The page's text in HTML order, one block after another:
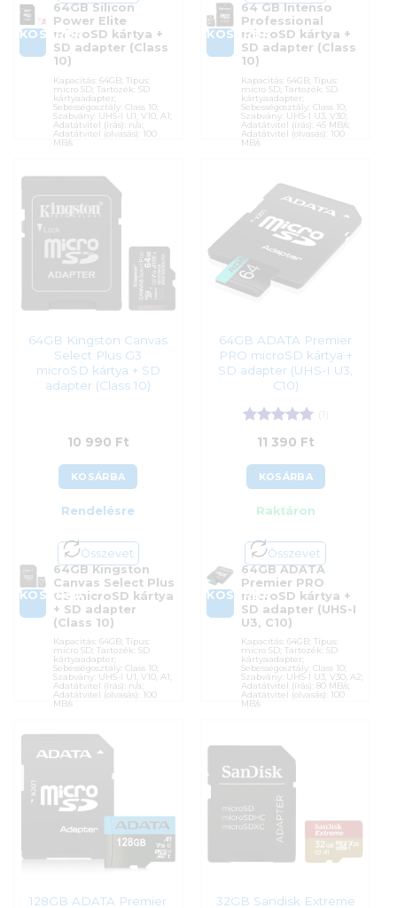
KOSÁRBA
64GB Silicon
Power Elite
microSD kártya +
SD adapter (Class
10)
Kapacitás: 64GB; Típus:
micro SD; Tartozék: SD
kártyaadapter;
Sebességosztály: Class 10;
Szabvány: UHS-I U1, V10, A1;
Adatátvitel (írás): n/a;
Adatátvitel (olvasás): 100
MB/s
SP064GBSTXBV1V20SP
Memóriakártyák
Gyártó:Silicon Power
Garanciaidő:
ÁFA:27%
Azonosító:
KOSÁRBA
64 GB Intenso
Professional
microSD kártya +
SD adapter (Class
10)
Kapacitás: 64GB; Típus:
micro SD; Tartozék: SD
kártyaadapter;
Sebességosztály: Class 10;
Szabvány: UHS-I U3, V30;
Adatátvitel (írás): 45 MB/s;
Adatátvitel (olvasás): 100
MB/s
Kategória:Memóriakártyák
Gyártó:
Intenso
Garanciaidő:
27%
Azonosító:55469
9 390Ft
64GB Kingston Canvas
Select Plus G3
microSD kártya + SD
adapter (Class 10)
10 990 Ft
KOSÁRBA
Rendelésre
Összevet
KOSÁRBA
64GB Kingston
Canvas Select Plus
G3 microSD kártya
+ SD adapter
(Class 10)
Kapacitás: 64GB; Típus:
micro SD; Tartozék: SD
kártyaadapter;
Sebességosztály: Class 10;
Szabvány: UHS-I U1, V10, A1;
Adatátvitel (írás): n/a;
Adatátvitel (olvasás): 100
MB/s
Memóriakártyák
60 hónap
ÁFA:27%
55470
64GB ADATA Premier
PRO microSD kártya +
SD adapter (UHS-I U3,
C10)
Értékelés:5
/ 511 390 Ft
KOSÁRBA
Raktáron
Összevet
KOSÁRBA
64GB ADATA
Premier PRO
microSD kártya +
SD adapter (UHS-I
U3, C10)
Kapacitás: 64GB; Típus:
micro SD; Tartozék: SD
kártyaadapter;
Sebességosztály: Class 10;
Szabvány: UHS-I U3, V30, A2;
Adatátvitel (írás): 80 MB/s;
Adatátvitel (olvasás): 100
MB/s
Memóriakártyák
Gyártó:ADATA
ÁFA:
Azonosító:
128GB ADATA Premier 32GB Sandisk Extreme